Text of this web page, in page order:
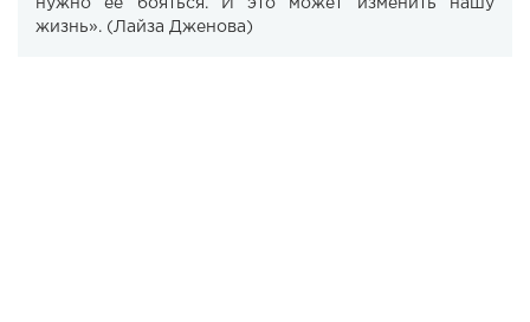
нужно ее бояться. И это может изменить нашу
жизнь». (Лайза Дженова)